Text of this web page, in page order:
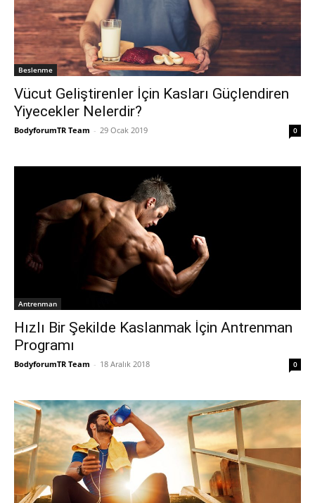
Beslenme
Vücut Geliştirenler İçin Kasları Güçlendiren
Yiyecekler Nelerdir?
BodyforumTR Team - 29 Ocak 2019 0
Antrenman
Hızlı Bir Şekilde Kaslanmak İçin Antrenman
Programı
BodyforumTR Team - 18 Aralık 2018 0